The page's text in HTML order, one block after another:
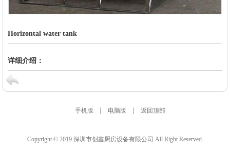
Horizontal water tank
详细介绍：
手机版 | 电脑版 | 返回顶部
Copyright © 2019 深圳市创鑫厨房设备有限公司 All Right Reserved.